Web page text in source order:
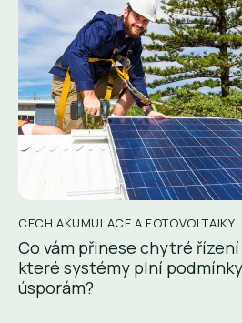
CECH AKUMULACE A FOTOVOLTAIKY
Co vám přinese chytré
které systémy plní
úsporám?